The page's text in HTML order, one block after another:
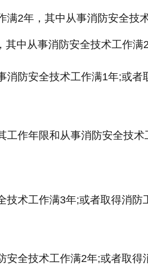
满2年，其中从事消防安全技
中从事消防安全技术工作满2
消防安全技术工作满1年;或者
作年限和从事消防安全技术
术工作满3年;或者取得消防
安全技术工作满2年;或者取得